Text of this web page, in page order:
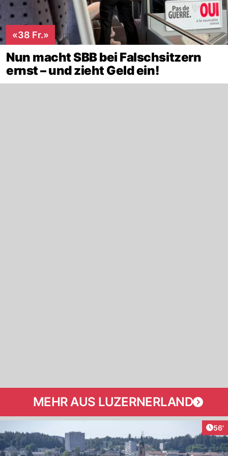
«38 Fr.»
Nun macht SBB bei Falschsitzern
ernst – und zieht Geld ein!
MEHR AUS LUZERNERLAND
56'